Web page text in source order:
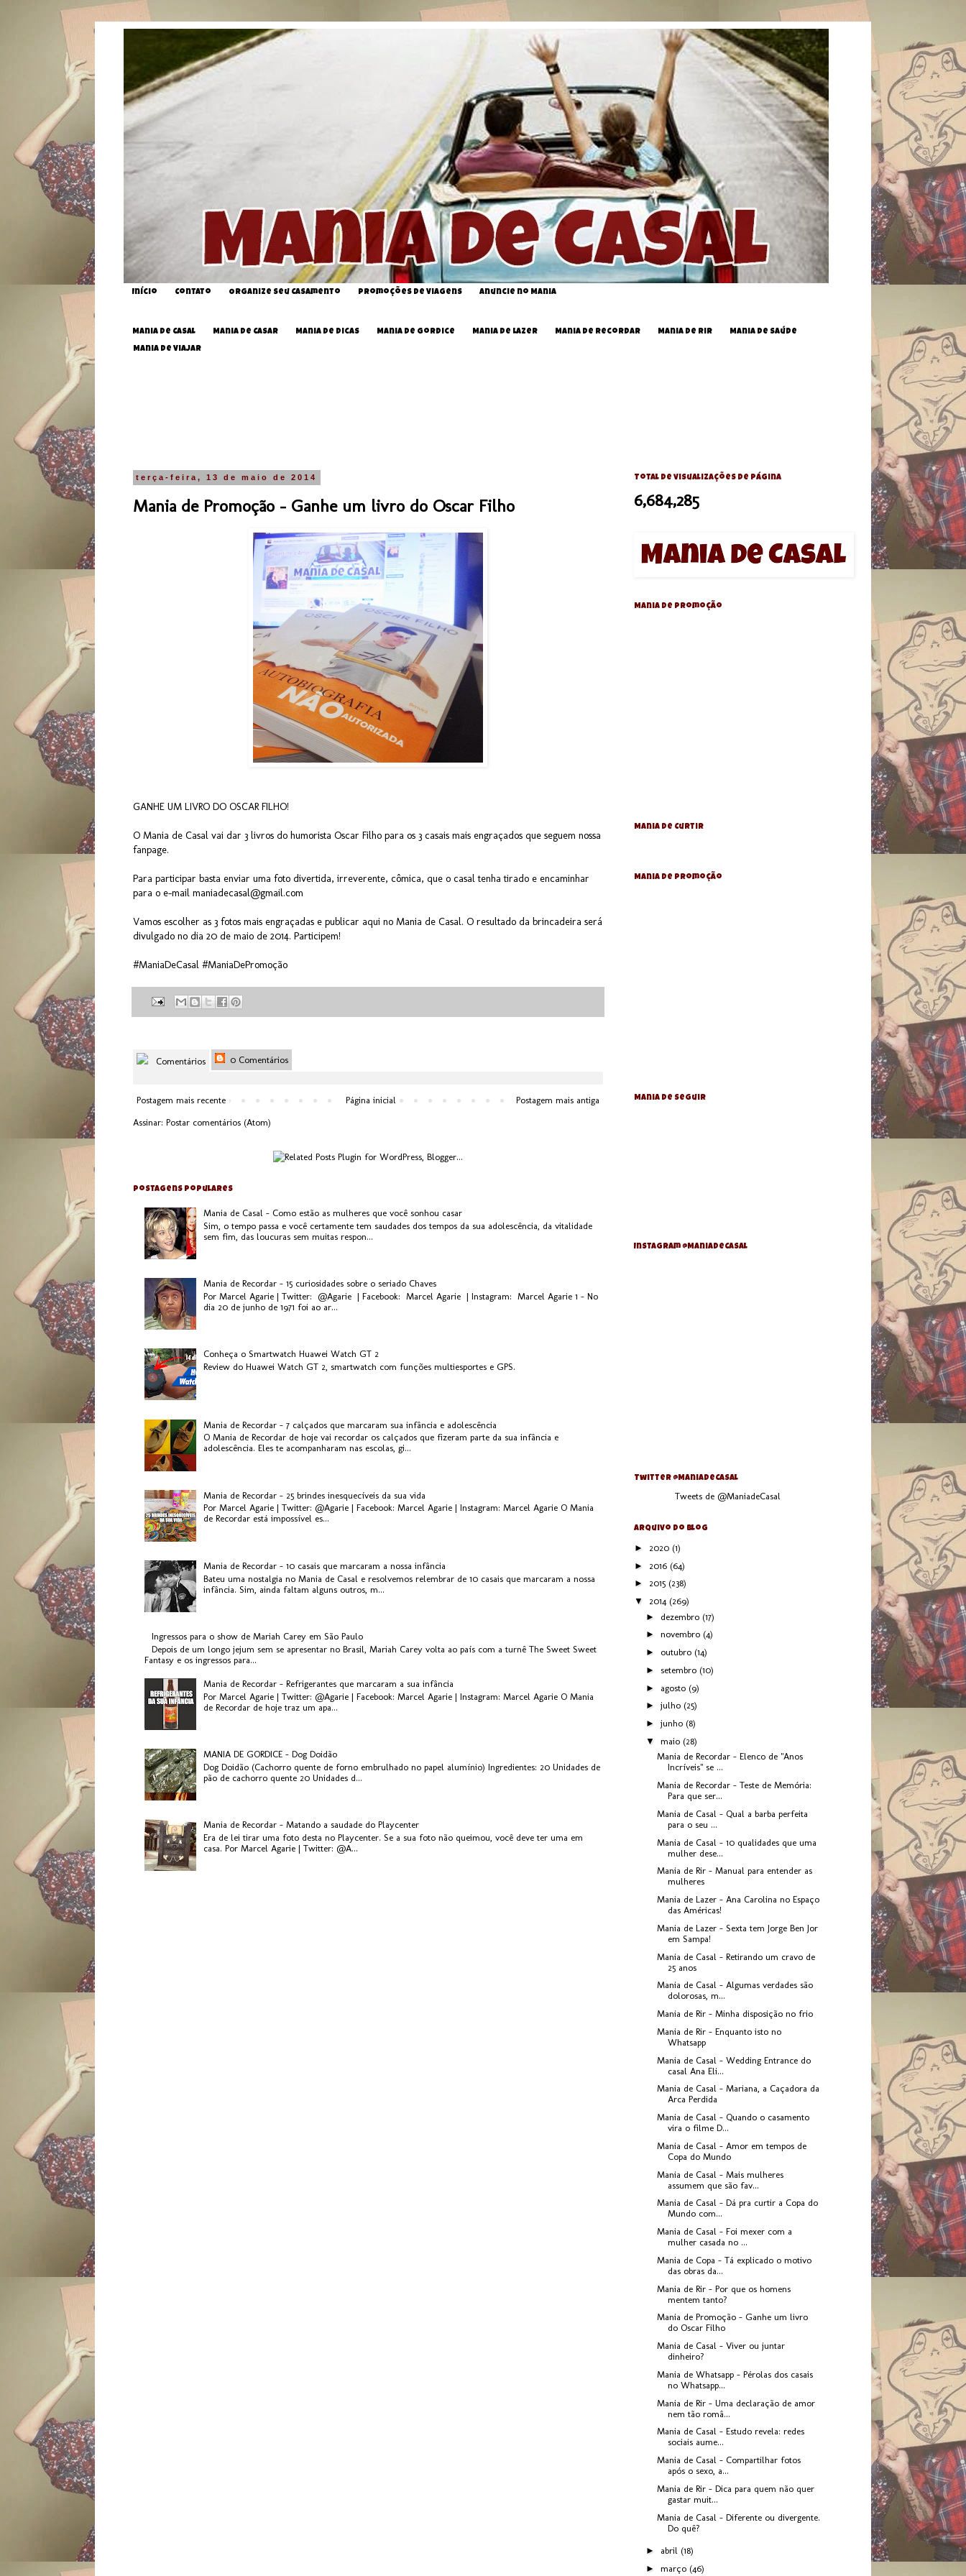
Início Contato Organize seu Casamento Promoções de Viagens Anuncie no Mania
Mania de Casal Mania de Casar Mania de Dicas Mania de Gordice Mania de Lazer Mania de Recordar Mania de Rir Mania de Saúde
Mania de Viajar
terça-feira, 13 de maio de 2014
Mania de Promoção - Ganhe um livro do Oscar Filho
GANHE UM LIVRO DO OSCAR FILHO!
O Mania de Casal vai dar 3 livros do humorista Oscar Filho para os 3 casais mais engraçados que seguem nossa
fanpage.
Para participar basta enviar uma foto divertida, irreverente, cômica, que o casal tenha tirado e encaminhar
para o e-mail maniadecasal@gmail.com
Vamos escolher as 3 fotos mais engraçadas e publicar aqui no Mania de Casal. O resultado da brincadeira será
divulgado no dia 20 de maio de 2014. Participem!
#ManiaDeCasal #ManiaDePromoção
Comentários 0 Comentários
Postagem mais recente Postagem mais antiga
Página inicial
Assinar: Postar comentários (Atom)
Postagens populares
Mania de Casal - Como estão as mulheres que você sonhou casar
Sim, o tempo passa e você certamente tem saudades dos tempos da sua adolescência, da vitalidade
sem fim, das loucuras sem muitas respon...
Mania de Recordar - 15 curiosidades sobre o seriado Chaves
Por Marcel Agarie | Twitter: @Agarie | Facebook: Marcel Agarie | Instagram: Marcel Agarie 1 - No
dia 20 de junho de 1971 foi ao ar...
Conheça o Smartwatch Huawei Watch GT 2
Review do Huawei Watch GT 2, smartwatch com funções multiesportes e GPS.
Mania de Recordar - 7 calçados que marcaram sua infância e adolescência
O Mania de Recordar de hoje vai recordar os calçados que fizeram parte da sua infância e
adolescência. Eles te acompanharam nas escolas, gi...
Mania de Recordar - 25 brindes inesquecíveis da sua vida
Por Marcel Agarie | Twitter: @Agarie | Facebook: Marcel Agarie | Instagram: Marcel Agarie O Mania
de Recordar está impossível es...
Mania de Recordar - 10 casais que marcaram a nossa infância
Bateu uma nostalgia no Mania de Casal e resolvemos relembrar de 10 casais que marcaram a nossa
infância. Sim, ainda faltam alguns outros, m...
Ingressos para o show de Mariah Carey em São Paulo
Depois de um longo jejum sem se apresentar no Brasil, Mariah Carey volta ao país com a turnê The Sweet Sweet
Fantasy e os ingressos para...
Mania de Recordar - Refrigerantes que marcaram a sua infância
Por Marcel Agarie | Twitter: @Agarie | Facebook: Marcel Agarie | Instagram: Marcel Agarie O Mania
de Recordar de hoje traz um apa...
MANIA DE GORDICE - Dog Doidão
Dog Doidão (Cachorro quente de forno embrulhado no papel alumínio) Ingredientes: 20 Unidades de
pão de cachorro quente 20 Unidades d...
Mania de Recordar - Matando a saudade do Playcenter
Era de lei tirar uma foto desta no Playcenter. Se a sua foto não queimou, você deve ter uma em
casa. Por Marcel Agarie | Twitter: @A...
Total de visualizações de página
6,684,285
Mania de Promoção
Mania de Curtir
Mania De Promoção
Mania de Seguir
Instagram @ManiaDeCasal
Twitter @ManiaDeCasal
Tweets de @ManiadeCasal
Arquivo do blog
► 2020 (1)
► 2016 (64)
► 2015 (238)
▼ 2014 (269)
► dezembro (17)
► novembro (4)
► outubro (14)
► setembro (10)
► agosto (9)
► julho (25)
► junho (8)
▼ maio (28)
Mania de Recordar - Elenco de "Anos
Incríveis" se ...
Mania de Recordar - Teste de Memória:
Para que ser...
Mania de Casal - Qual a barba perfeita
para o seu ...
Mania de Casal - 10 qualidades que uma
mulher dese...
Mania de Rir - Manual para entender as
mulheres
Mania de Lazer - Ana Carolina no Espaço
das Américas!
Mania de Lazer - Sexta tem Jorge Ben Jor
em Sampa!
Mania de Casal - Retirando um cravo de
25 anos
Mania de Casal - Algumas verdades são
dolorosas, m...
Mania de Rir - Minha disposição no frio
Mania de Rir - Enquanto isto no
Whatsapp
Mania de Casal - Wedding Entrance do
casal Ana Eli...
Mania de Casal - Mariana, a Caçadora da
Arca Perdida
Mania de Casal - Quando o casamento
vira o filme D...
Mania de Casal - Amor em tempos de
Copa do Mundo
Mania de Casal - Mais mulheres
assumem que são fav...
Mania de Casal - Dá pra curtir a Copa do
Mundo com...
Mania de Casal - Foi mexer com a
mulher casada no ...
Mania de Copa - Tá explicado o motivo
das obras da...
Mania de Rir - Por que os homens
mentem tanto?
Mania de Promoção - Ganhe um livro
do Oscar Filho
Mania de Casal - Viver ou juntar
dinheiro?
Mania de Whatsapp - Pérolas dos casais
no Whatsapp...
Mania de Rir - Uma declaração de amor
nem tão româ...
Mania de Casal - Estudo revela: redes
sociais aume...
Mania de Casal - Compartilhar fotos
após o sexo, a...
Mania de Rir - Dica para quem não quer
gastar muit...
Mania de Casal - Diferente ou divergente.
Do quê?
► abril (18)
► março (46)